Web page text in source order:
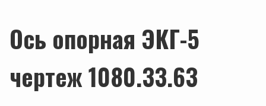
Ось опорная ЭКГ-5
чертеж 1080.33.63